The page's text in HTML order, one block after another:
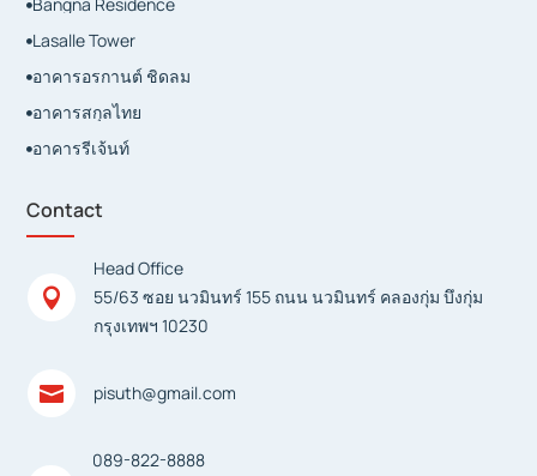
 Bangna Residence
 Lasalle Tower
 อาคารอรกานต์ ชิดลม
 อาคารสกุลไทย
 อาคารรีเจ้นท์
Contact

Head Office
55/63 ซอย นวมินทร์ 155 ถนน นวมินทร์ คลองกุ่ม บึงกุ่ม
กรุงเทพฯ 10230
 pisuth@gmail.com
089-822-8888